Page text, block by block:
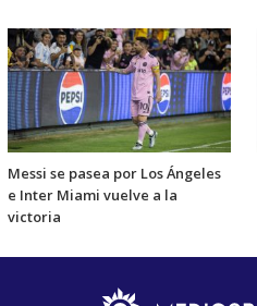
Messi se pasea por Los Ángeles
e Inter Miami vuelve a la
victoria